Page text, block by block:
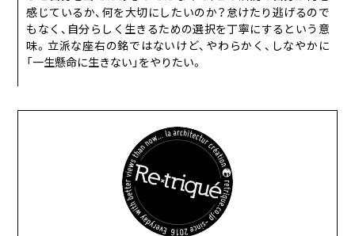
感じているか、何を大切にしたいのか？怠けたり逃げるので
もなく、自分らしく生きるための選択を丁寧にするという意
味。立派な座右の銘ではないけど、やわらかく、しなやかに
「一生懸命に生きない」をやりたい。​​​​​​​​​​​